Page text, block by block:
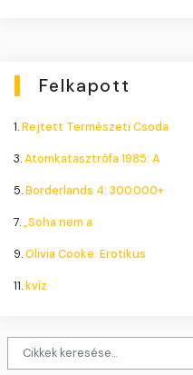
Felkapott
1.Rejtett Természeti Csoda
3.Atomkatasztrófa 1985: A
5.Borderlands 4: 300.000+
7.„Soha nem a
9.Olivia Cooke: Erotikus
11.kvíz